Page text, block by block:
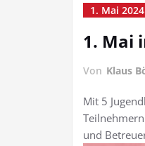
1. Mai 2024
1. Mai
Von Klaus
Mit 5
und